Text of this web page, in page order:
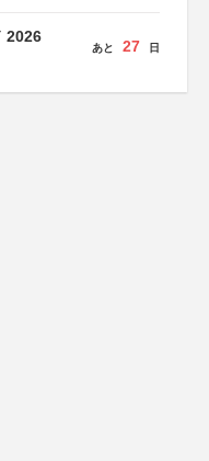
2026
あと 27 日